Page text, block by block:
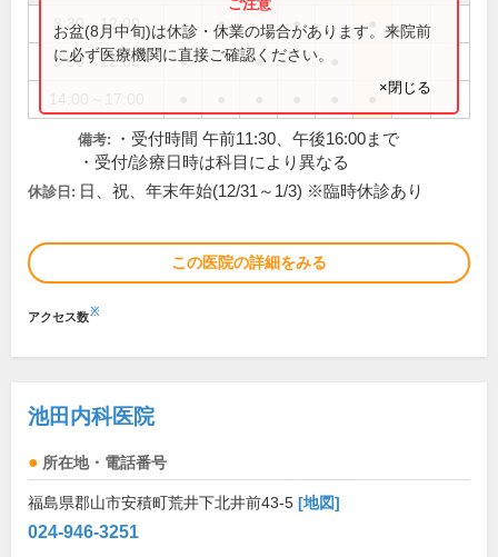
8:30～12:00 ● ●
9:00～12:00 ● ●
お盆(8月中旬)は休診・休業の場合があります。来院前
に必ず医療機関に直接ご確認ください。
×閉じる
備考:
・受付時間 午前11:30、午後16:00まで
・受付/診療日時は科目により異なる
休診日: 日、祝、年末年始(12/31～1/3) ※臨時休診あり
この医院の詳細をみる
アクセス数※
池田内科医院
所在地・電話番号
福島県郡山市安積町荒井下北井前43-5 [地図]
024-946-3251